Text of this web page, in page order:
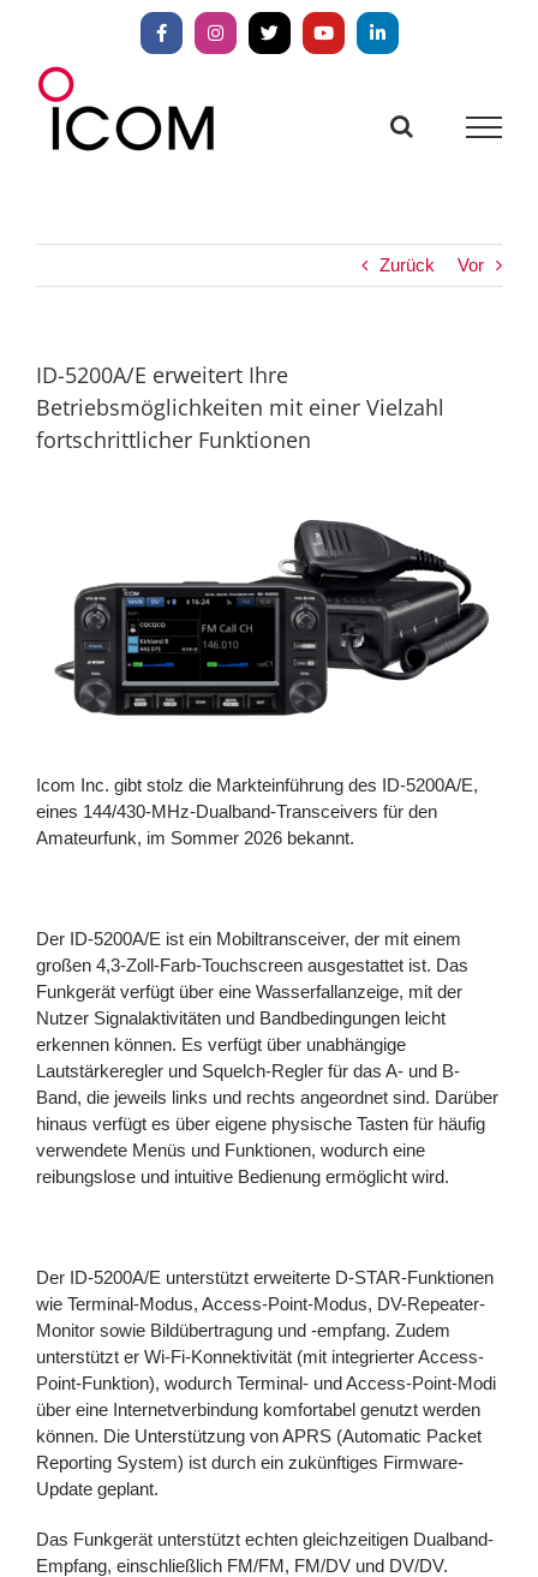
springen
FacebookInstagram
X YouTubeLinkedIn
Zurück Vor
ID-5200A/E erweitert Ihre
Betriebsmöglichkeiten mit einer Vielzahl
fortschrittlicher Funktionen
Icom Inc. gibt stolz die Markteinführung des ID-5200A/E,
eines 144/430-MHz-Dualband-Transceivers für den
Amateurfunk, im Sommer 2026 bekannt.
Der ID-5200A/E ist ein Mobiltransceiver, der mit einem
großen 4,3-Zoll-Farb-Touchscreen ausgestattet ist. Das
Funkgerät verfügt über eine Wasserfallanzeige, mit der
Nutzer Signalaktivitäten und Bandbedingungen leicht
erkennen können. Es verfügt über unabhängige
Lautstärkeregler und Squelch-Regler für das A- und B-
Band, die jeweils links und rechts angeordnet sind. Darüber
hinaus verfügt es über eigene physische Tasten für häufig
verwendete Menüs und Funktionen, wodurch eine
reibungslose und intuitive Bedienung ermöglicht wird.
Der ID-5200A/E unterstützt erweiterte D-STAR-Funktionen
wie Terminal-Modus, Access-Point-Modus, DV-Repeater-
Monitor sowie Bildübertragung und -empfang. Zudem
unterstützt er Wi-Fi-Konnektivität (mit integrierter Access-
Point-Funktion), wodurch Terminal- und Access-Point-Modi
über eine Internetverbindung komfortabel genutzt werden
können. Die Unterstützung von APRS (Automatic Packet
Reporting System) ist durch ein zukünftiges Firmware-
Update geplant.
Das Funkgerät unterstützt echten gleichzeitigen Dualband-
Empfang, einschließlich FM/FM, FM/DV und DV/DV.